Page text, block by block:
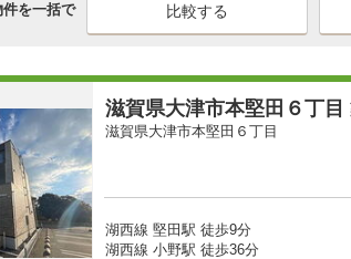
を一括で
滋賀県大津市本堅田６丁目
滋賀県大津市本堅田６丁目
湖西線 堅田駅 徒歩9分
湖西線 小野駅 徒歩36分